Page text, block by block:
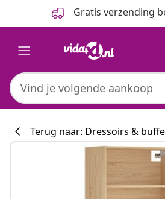
Gratis verzending
Terug naar: Dressoirs &